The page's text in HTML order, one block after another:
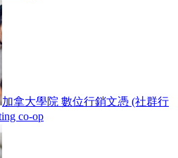
加拿大學院 數位行銷文憑 (社群行
co-op